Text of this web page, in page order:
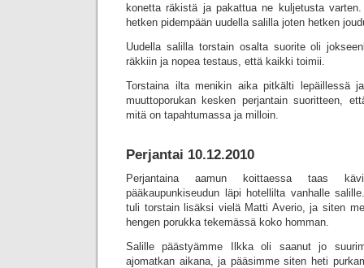
konetta räkistä ja pakattua ne kuljetusta
hetken pidempään uudella salilla joten hetken
Uudella salilla torstain osalta suorite oli
räkkiin ja nopea testaus, että kaikki toimii.
Torstaina ilta menikin aika pitkälti lepäillessä
muuttoporukan kesken perjantain suoritteen,
mitä on tapahtumassa ja milloin.
Perjantai 10.12.2010
Perjantaina aamun koittaessa taas
pääkaupunkiseudun läpi hotellilta vanhalle
tuli torstain lisäksi vielä Matti Averio, ja siten
hengen porukka tekemässä koko homman.
Salille päästyämme Ilkka oli saanut jo
ajomatkan aikana, ja pääsimme siten heti